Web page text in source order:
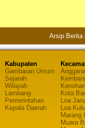
Arsip Berita
Kabupaten
Gambaran Umum
Sejarah
Wilayah
Lambang
Pemerintahan
Kepala Daerah
Anggana
Kenohan
Kota
Loa
Loa Kulu
Marang
Muara